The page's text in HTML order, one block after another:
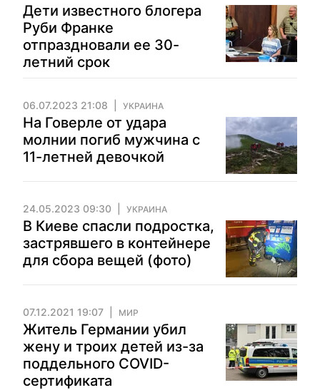
Дети известного блогера
Руби Франке
отпраздновали ее 30-
летний срок
06.07.2023 21:08 УКРАИНА
На Говерле от удара
молнии погиб мужчина с
11-летней девочкой
24.05.2023 09:30 УКРАИНА
В Киеве спасли подростка,
застрявшего в контейнере
для сбора вещей (фото)
07.12.2021 19:07 МИР
Житель Германии убил
жену и троих детей из-за
поддельного COVID-
сертификата